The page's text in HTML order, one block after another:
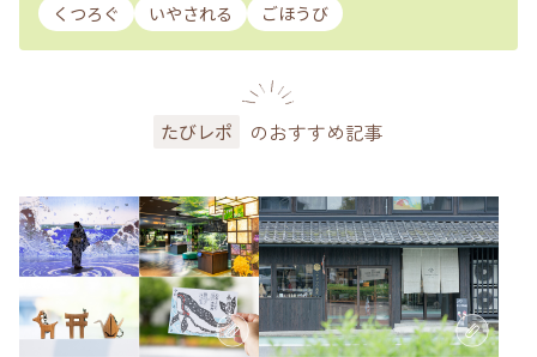
くつろぐ
いやされる ごほうび
たびレポ のおすすめ記事